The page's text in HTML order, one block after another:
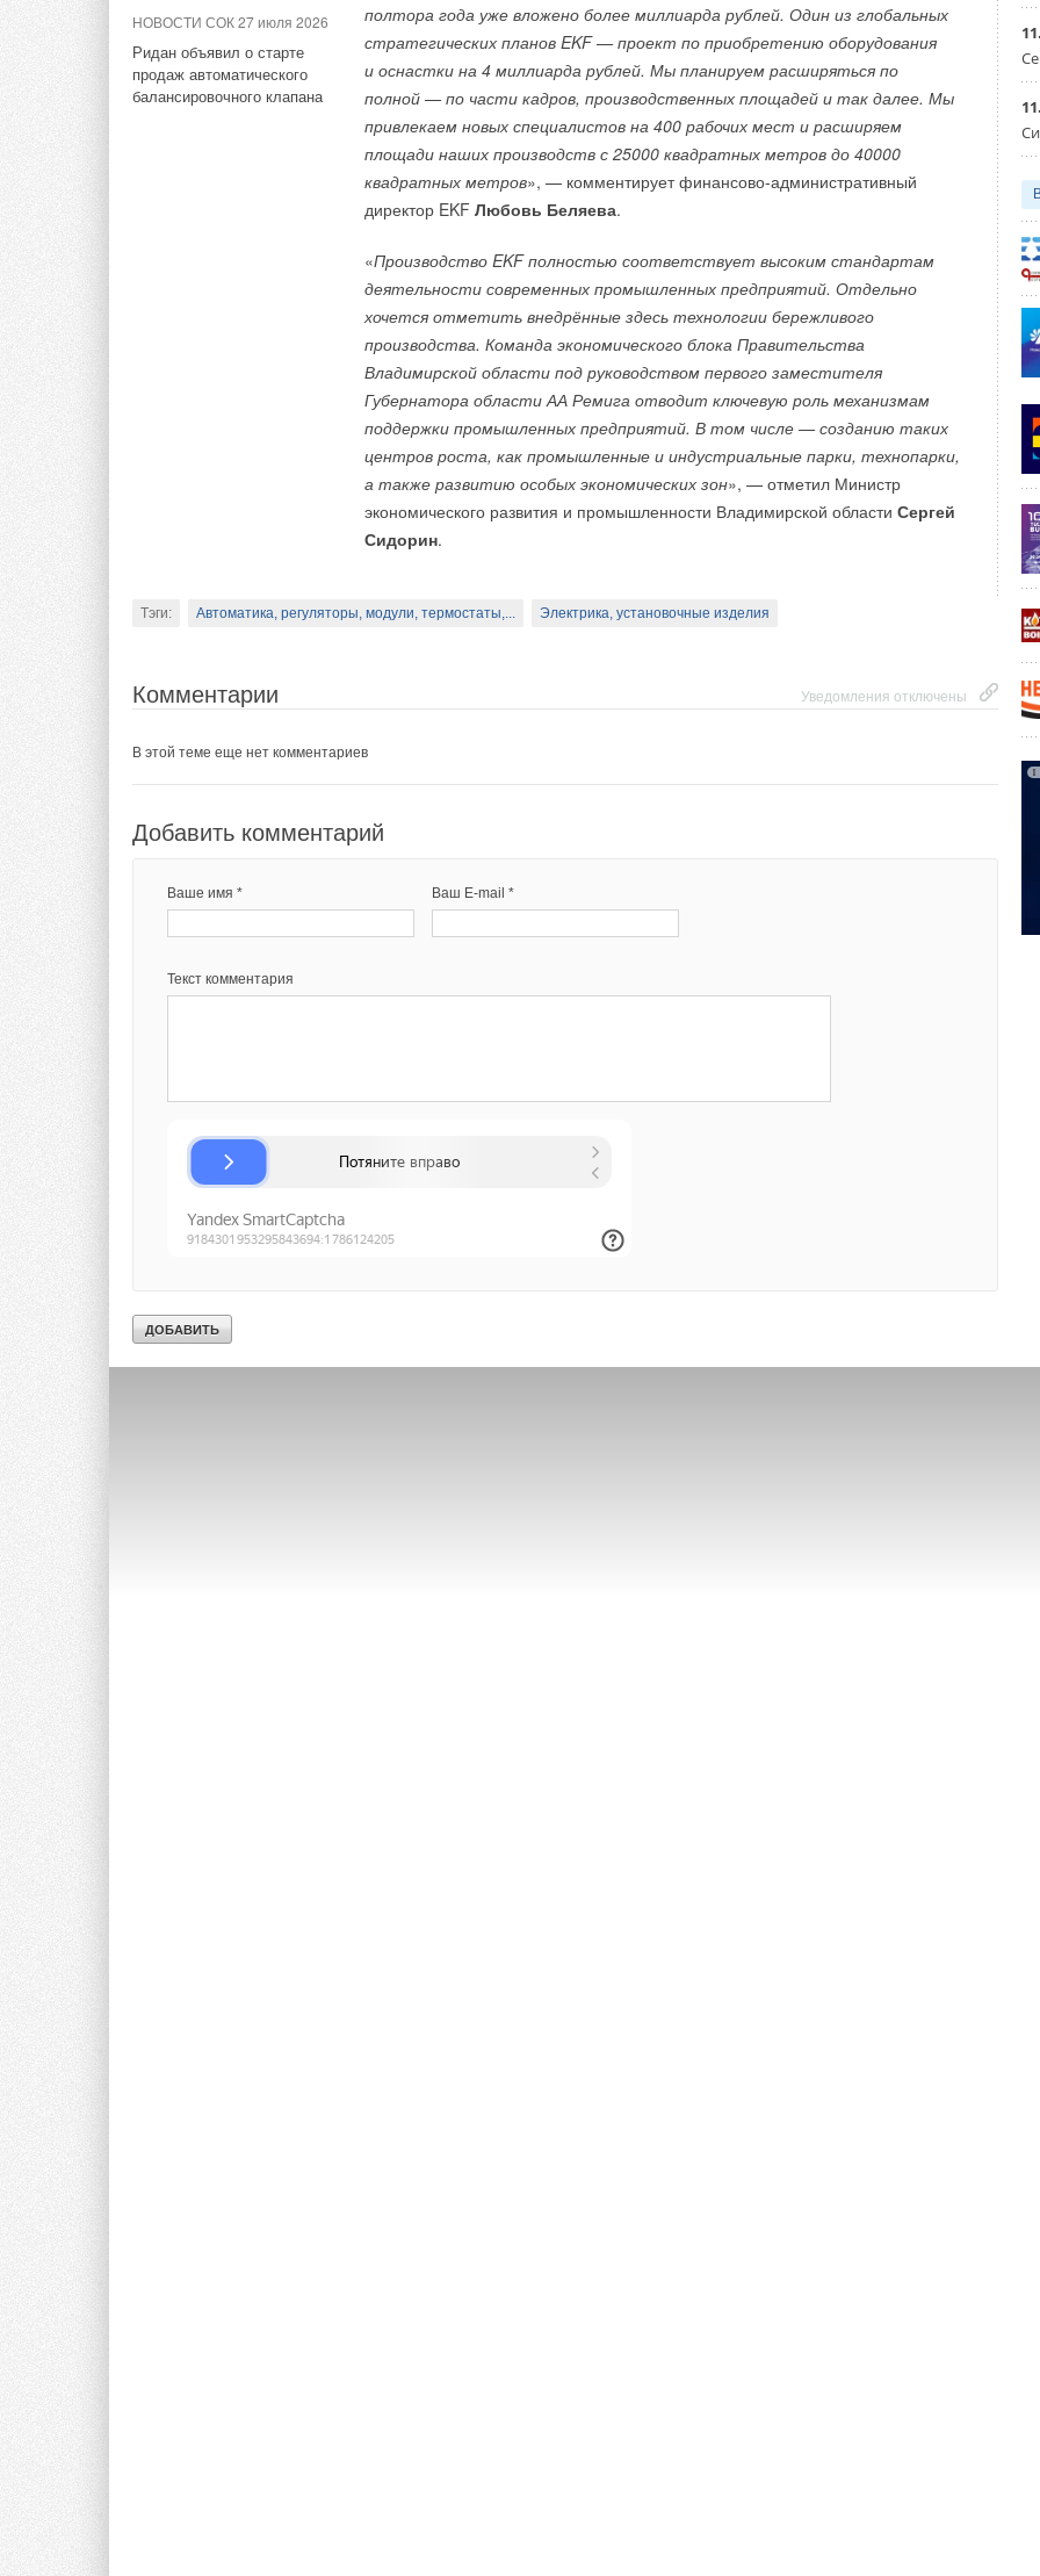
НОВОСТИ СОК 27 июля 2026
Ридан объявил о старте
продаж автоматического
балансировочного клапана
полтора года уже вложено более миллиарда рублей. Один из глобальных
стратегических планов EKF — проект по приобретению оборудования
и оснастки на 4 миллиарда рублей. Мы планируем расширяться по
полной — по части кадров, производственных площадей и так далее. Мы
привлекаем новых специалистов на 400 рабочих мест и расширяем
площади наших производств с 25000 квадратных метров до 40000
квадратных метров», — комментирует финансово-административный
директор EKF Любовь Беляева.
«Производство EKF полностью соответствует высоким стандартам
деятельности современных промышленных предприятий. Отдельно
хочется отметить внедрённые здесь технологии бережливого
производства. Команда экономического блока Правительства
Владимирской области под руководством первого заместителя
Губернатора области АА Ремига отводит ключевую роль механизмам
поддержки промышленных предприятий. В том числе — созданию таких
центров роста, как промышленные и индустриальные парки, технопарки,
а также развитию особых экономических зон», — отметил Министр
экономического развития и промышленности Владимирской области Сергей
Сидорин.
Тэги: Автоматика, регуляторы, модули, термостаты,... Электрика, установочные изделия
Уведомления отключены
Комментарии
В этой теме еще нет комментариев
Добавить комментарий
Ваше имя * Ваш E-mail *
Текст комментария
для электромобилей и БПЛА
Тэги: Системы хранения энергии
Уведомления отключены
Добавить комментарий
Ваш E-mail *